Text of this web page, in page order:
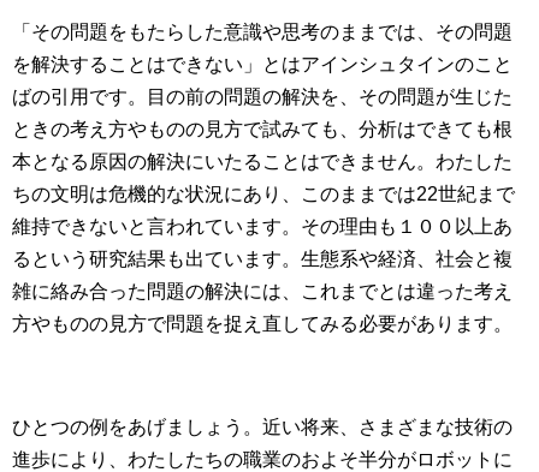
「その問題をもたらした意識や思考のままでは、その問題
を解決することはできない」とはアインシュタインのこと
ばの引用です。目の前の問題の解決を、その問題が生じた
ときの考え方やものの見方で試みても、分析はできても根
本となる原因の解決にいたることはできません。わたした
ちの文明は危機的な状況にあり、このままでは22世紀まで
維持できないと言われています。その理由も１００以上あ
るという研究結果も出ています。生態系や経済、社会と複
雑に絡み合った問題の解決には、これまでとは違った考え
方やものの見方で問題を捉え直してみる必要があります。
ひとつの例をあげましょう。近い将来、さまざまな技術の
進歩により、わたしたちの職業のおよそ半分がロボットに